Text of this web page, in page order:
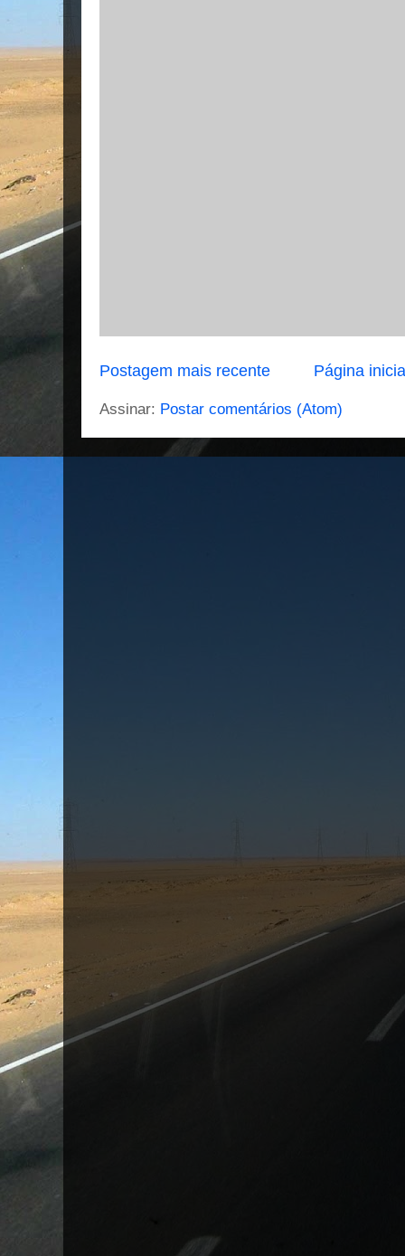
Postagem mais recente Página
Assinar: Postar comentários (Atom)